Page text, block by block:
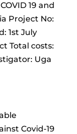
19 and
Project No:
1st July
Total costs:
Uga
Covid-19